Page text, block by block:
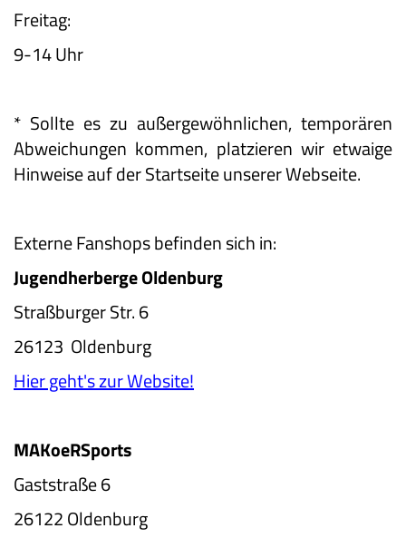
Freitag:
9-14 Uhr
* Sollte es zu außergewöhnlichen, temporären
Abweichungen kommen, platzieren wir etwaige
Hinweise auf der Startseite unserer Webseite.
Externe Fanshops befinden sich in:
Jugendherberge Oldenburg
Straßburger Str. 6
26123 Oldenburg
Hier geht's zur Website!
MAKoeRSports
Gaststraße 6
26122 Oldenburg